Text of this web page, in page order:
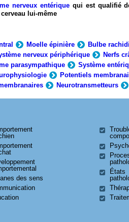
nerveux entérique qui est qualifié
lui-même
Moelle épinière Bulbe
nerveux périphérique Nerfs
parasympathique Système
Potentiels
Neurotransmetteurs
des sens
États